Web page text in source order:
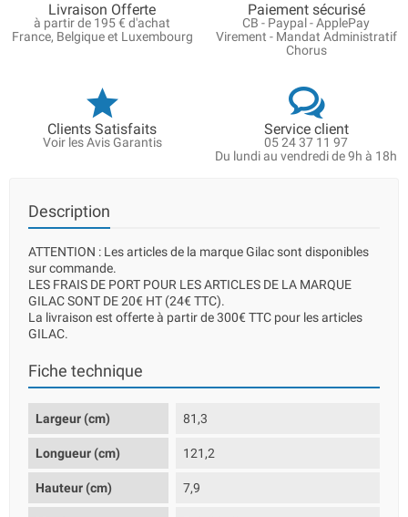
Livraison Offerte
à partir de 195 € d'achat
France, Belgique et Luxembourg
Paiement sécurisé
CB - Paypal - ApplePay
Virement - Mandat Administratif
Chorus
Clients Satisfaits
Voir les Avis Garantis
Service client
05 24 37 11 97
Du lundi au vendredi de 9h à 18h
Description
ATTENTION : Les articles de la marque Gilac sont disponibles
sur commande.
LES FRAIS DE PORT POUR LES ARTICLES DE LA MARQUE
GILAC SONT DE 20€ HT (24€ TTC).
La livraison est offerte à partir de 300€ TTC pour les articles
GILAC.
Fiche technique
Largeur (cm) 81,3
Longueur (cm) 121,2
Hauteur (cm) 7,9